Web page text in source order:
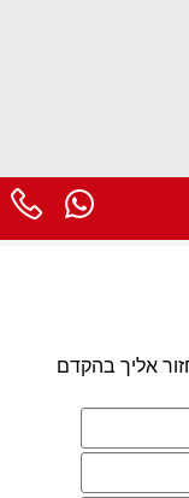
אליך בהקדם